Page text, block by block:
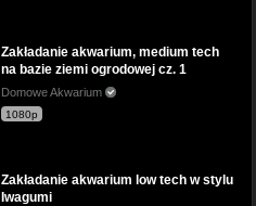
Zakładanie akwarium, medium tech
na bazie ziemi ogrodowej cz. 1
Domowe Akwarium
1080p
Zakładanie akwarium low tech w stylu
Iwagumi